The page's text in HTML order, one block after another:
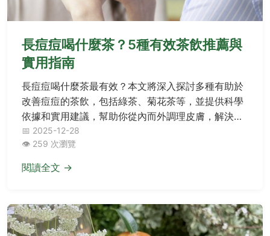
長痘痘喝什麼茶？5種有效茶飲推薦與
實用指南
長痘痘喝什麼茶最有效？本文將深入探討多種有助於
改善痘痘的茶飲，包括綠茶、菊花茶等，並提供科學
依據和實用建議，幫助你從內而外調理皮膚，解決痘
痘困擾。內容涵蓋茶飲的選擇、飲用方法、注意事
項，以及常見問題解答，適合所有受痘痘問題困擾的
讀者參考。
📅 2025-12-28
👁️ 259 次瀏覽
閱讀全文 →